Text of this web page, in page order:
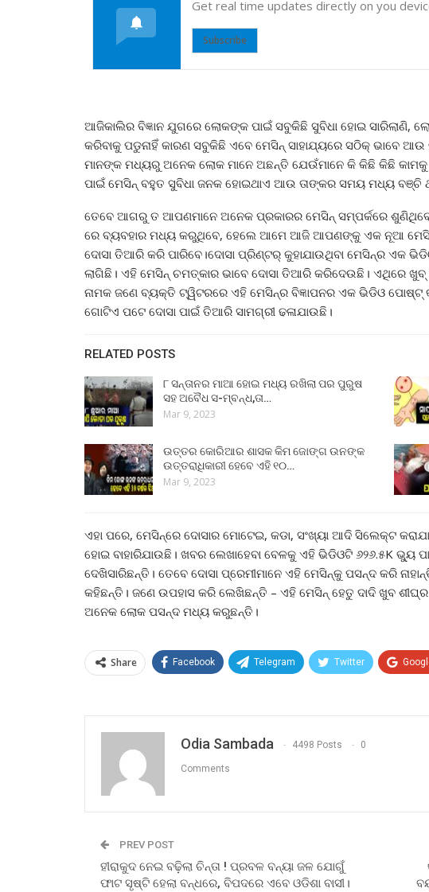
Get real time updates directly on you
Subscribe
ଆଜିକାଲିର ବିଜ୍ଞାନ ଯୁଗରେ ଲୋକଙ୍କ ପାଇଁ ସବୁକିଛି ସୁବିଧା ହୋଇ ସାରିଲାଣି,
କରିବାକୁ ପଡୁନାହିଁ କାରଣ ସବୁକିଛି ଏବେ ମେସିନ୍ ସାହାଯ୍ୟରେ ସଠିକ୍ ଭାବେ
ମାନଙ୍କ ମଧ୍ୟରୁ ଅନେକ ଲୋକ ମାନେ ଅଛନ୍ତି ଯେଉଁମାନେ କି କିଛି କିଛି
ପାଇଁ ମେସିନ୍ ବହୁତ ସୁବିଧା ଜନକ ହୋଇଥାଏ ଆଉ ତାଙ୍କର ସମୟ ମଧ୍ୟ ବଞ୍ଚି
ତେବେ ଆଗରୁ ତ ଆପଣମାନେ ଅନେକ ପ୍ରକାରର ମେସିନ୍ ସମ୍ପର୍କରେ
ରେ ବ୍ୟବହାର ମଧ୍ୟ କରୁଥିବେ, ହେଲେ ଆମେ ଆଜି ଆପଣଙ୍କୁ ଏକ ନୂଆ
ଦୋସା ତିଆରି କରି ପାରିବେ।ଦୋସା ପ୍ରିଣ୍ଟର୍ କୁହାଯାଉଥିବା ମେସିନ୍‌ର ଏକ
ଲାଗିଛି। ଏହି ମେସିନ୍ ଚମତ୍କାର ଭାବେ ଦୋସା ତିଆରି କରିଦେଉଛି। ଏଥିରେ ଖୁବ୍
ନାମକ ଜଣେ ବ୍ୟକ୍ତି ଟ୍ୱିଟରରେ ଏହି ମେସିନ୍‌ର ବିଜ୍ଞାପନର ଏକ ଭିଡିଓ ପୋଷ୍ଟ୍‌
ଗୋଟିଏ ପଟେ ଦୋସା ପାଇଁ ତିଆରି ସାମଗ୍ରୀ ଢଳାଯାଉଛି।
RELATED POSTS
୮ ସନ୍ତାନର ମାଆ ହୋଇ ମଧ୍ୟ ରଖିଲା ପର ପୁରୁଷ
ସହ ଅବୈଧ ସ-ମ୍ବନ୍ଧ,ତା…
Mar 9, 2023
ଉତ୍ତର କୋରିଆର ଶାସକ କିମ ଜୋଙ୍ଗ ଉନଙ୍କ
ଉତ୍ତରାଧିକାରୀ ହେବେ ଏହି ୧୦…
Mar 9, 2023
ଏହା ପରେ, ମେସିନ୍‌ରେ ଦୋସାର ମୋଟେଇ, କଡା, ସଂଖ୍ୟା ଆଦି ସିଲେକ୍ଟ
ହୋଇ ବାହାରିଯାଉଛି। ଖବର ଲେଖାହେବା ବେଳକୁ ଏହି ଭିଡିଓଟି ୬୨୬.୫K ଭ୍ୟୁ
ଦେଖିସାରିଛନ୍ତି। ତେବେ ଦୋସା ପ୍ରେମୀମାନେ ଏହି ମେସିନ୍‌କୁ ପସନ୍ଦ କରି
କହିଛନ୍ତି। ଜଣେ ଉପହାସ କରି ଲେଖିଛନ୍ତି – ଏହି ମେସିନ୍ ହେତୁ ଦାଦି ଖୁବ
ଅନେକ ଲୋକ ପସନ୍ଦ ମଧ୍ୟ କରୁଛନ୍ତି।
Share Facebook Telegram Twitter
Odia Sambada 4498 Posts 0
Comments
PREV POST
ହୀରାକୁଦ ନେଇ ବଢ଼ିଲା ଚିନ୍ତା ! ପ୍ରବଳ ବନ୍ୟା ଜଳ ଯୋଗୁଁ
ଫାଟ ସୃଷ୍ଟି ହେଲା ବନ୍ଧରେ, ବିପଦରେ ଏବେ ଓଡିଶା ବାସୀ।